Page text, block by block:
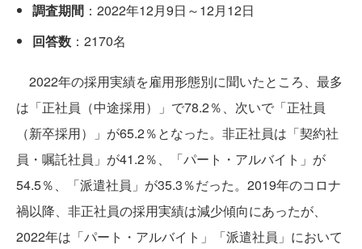
調査期間 ：2022年12月9日～12月12日
回答数 ：2170名
2022年の採用実績を雇用形態別に聞いたところ、最多
は「正社員（中途採用）」で78.2％、次いで「正社員
（新卒採用）」が65.2％となった。非正社員は「契約社
員・嘱託社員」が41.2％、「パート・アルバイト」が
54.5％、「派遣社員」が35.3％だった。2019年のコロナ
禍以降、非正社員の採用実績は減少傾向にあったが、
2022年は「パート・アルバイト」「派遣社員」において